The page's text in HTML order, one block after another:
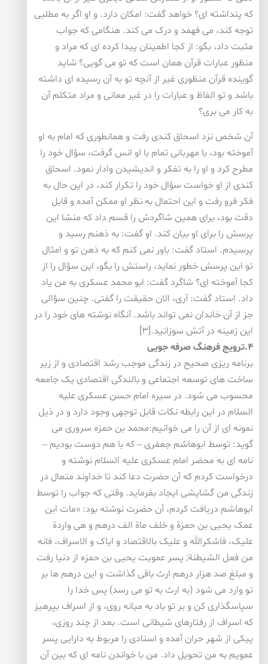
که پنداشته ای؟ خواهد گفت: امکان دارد. و او اگر به مطلبی
توجه کند، می فهمد و درک می کند. هنگامی که جواب
مثبت داد، بگو: از کجا اطمینان پیدا کرده ای که مراد و
منظور عبارات قرآن همان است که تو می گویی؟ شاید
گوینده قرآن منظوری غیر از آنچه تو به آن رسیده ای داشته
باشد و تو الفاظ و عبارات را در غیر معانی و مراد متکلم آن
به کار می بری؟
آن شخص نزد اسحاق کندی رفت و همانطوری که امام به او
آموخته بود، با مهربانی تمام با او انس گرفت، سؤال خود را
مطرح کرد و او را به تفکر و اندیشیدن وادار نمود. اسحاق
کندی از او خواست سؤال خود را تکرار کند، در این حال به
فکر فرو رفت و این احتمال به نظر او ممکن آمده و قابل
دقت بود، برای همین شاگردش را قسم داد که منشا این
پرسش را برای او بیان کند. او گفت: به ذهنم رسید و
پرسیدم. استاد گفت: باور نمی کنم که به ذهن تو و امثال
تو این پرسش خطور نماید، راستش را بگو، این سؤال را از
کجا آموخته ای؟ شاگرد گفت: ابو محمد عسکری به من یاد
داد. استاد گفت: آری، الان حقیقت را گفتی. چنین سؤالی
جز از آن خاندان نمی تواند باشد. آنگاه نوشته های خود را در
این زمینه در آتش سوزانید.[۳]
۴.ترویج فرهنگ صرفه جویی
برنامه ریزی صحیح در زندگی موجب رشد اقتصادی و از زیر
ساخت های توسعه اجتماعی و بالندگی اقتصادی یک جامعه
محسوب می شود. در سیره امام حسن عسکری علیه
السلام در این رابطه نکات قابل توجهی وجود دارد و در ذیل
نمونه ای از آن را می خوانیم:محمد بن حمزه سروری می
گوید: توسط ابوهاشم جعفری – که با هم دوست بودیم –
نامه ای به محضر امام عسکری علیه السلام نوشته و
درخواست کردم که آن حضرت دعا کند تا خداوند متعال در
زندگی من گشایشی ایجاد بفرماید. وقتی که جواب را توسط
ابوهاشم دریافت کردم، آن حضرت نوشته بود: «مات ابن
عمک یحیی بن حمزة و خلف ماة الف درهم و هی واردة
علیک، فاشکرالله و علیک بالاقتصاد و ایاک و الاسراف، فانه
من فعل الشیطنة; پسر عمویت یحیی بن حمزه از دنیا رفت
و مبلغ صد هزار درهم ارث باقی گذاشت و این درهم ها بر
تو وارد می شود (به ارث به تو می رسد) پس خدا را
سپاسگذاری کن و بر تو باد به میانه روی، و از اسراف بپرهیز
که اسراف از رفتارهای شیطانی است. بعد از چند روزی،
پیکی از شهر حران آمده و اسنادی را مربوط به دارایی پسر
عمویم به من تحویل داد. من با خواندن نامه ای که بین آن